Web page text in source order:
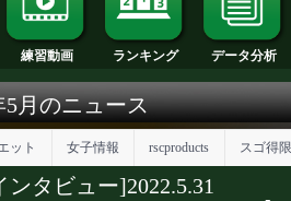
練習動画 ランキング
5月のニュース